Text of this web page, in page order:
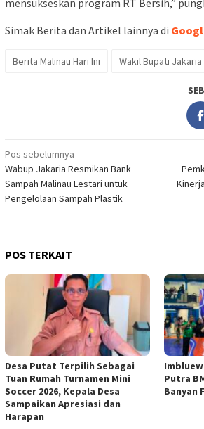
Simak Berita dan Artikel lainnya di
Berita Malinau Hari Ini Wakil Bupati Jakaria
Navigasi
pos
Pos sebelumnya
Wabup Jakaria Resmikan Bank
Sampah Malinau Lestari untuk
Pengelolaan Sampah Plastik
POS TERKAIT
Desa Putat Terpilih Sebagai
Tuan Rumah Turnamen Mini
Soccer 2026, Kepala Desa
Sampaikan Apresiasi dan
Harapan
Putra
Banyan